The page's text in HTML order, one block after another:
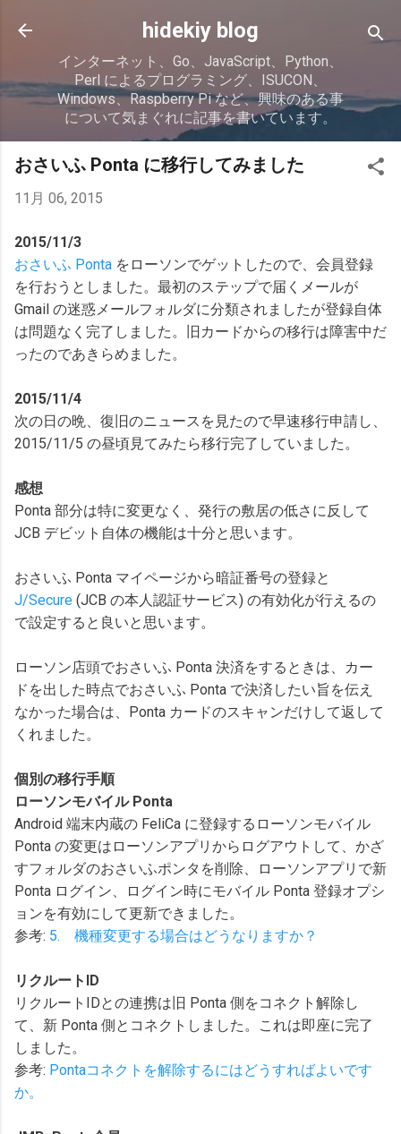
スキップしてメイン コンテンツに移動
hidekiy blog
インターネット、Go、JavaScript、Python、
Perl によるプログラミング、ISUCON、
Windows、Raspberry Pi など、興味のある事
について気まぐれに記事を書いています。
おさいふ Ponta に移行してみました
11月 06, 2015
2015/11/3
おさいふ Ponta をローソンでゲットしたので、会員登録
を行おうとしました。最初のステップで届くメールが
Gmail の迷惑メールフォルダに分類されましたが登録自体
は問題なく完了しました。旧カードからの移行は障害中だ
ったのであきらめました。
2015/11/4
次の日の晩、復旧のニュースを見たので早速移行申請し、
2015/11/5 の昼頃見てみたら移行完了していました。
感想
Ponta 部分は特に変更なく、発行の敷居の低さに反して
JCB デビット自体の機能は十分と思います。
おさいふ Ponta マイページから暗証番号の登録と
J/Secure (JCB の本人認証サービス) の有効化が行えるの
で設定すると良いと思います。
ローソン店頭でおさいふ Ponta 決済をするときは、カー
ドを出した時点でおさいふ Ponta で決済したい旨を伝え
なかった場合は、Ponta カードのスキャンだけして返して
くれました。
個別の移行手順
ローソンモバイル Ponta
Android 端末内蔵の FeliCa に登録するローソンモバイル
Ponta の変更はローソンアプリからログアウトして、かざ
すフォルダのおさいふポンタを削除、ローソンアプリで新
Ponta ログイン、ログイン時にモバイル Ponta 登録オプシ
ョンを有効にして更新できました。
参考: 5. 機種変更する場合はどうなりますか？
リクルートID
リクルートIDとの連携は旧 Ponta 側をコネクト解除し
て、新 Ponta 側とコネクトしました。これは即座に完了
しました。
参考: Pontaコネクトを解除するにはどうすればよいです
か。